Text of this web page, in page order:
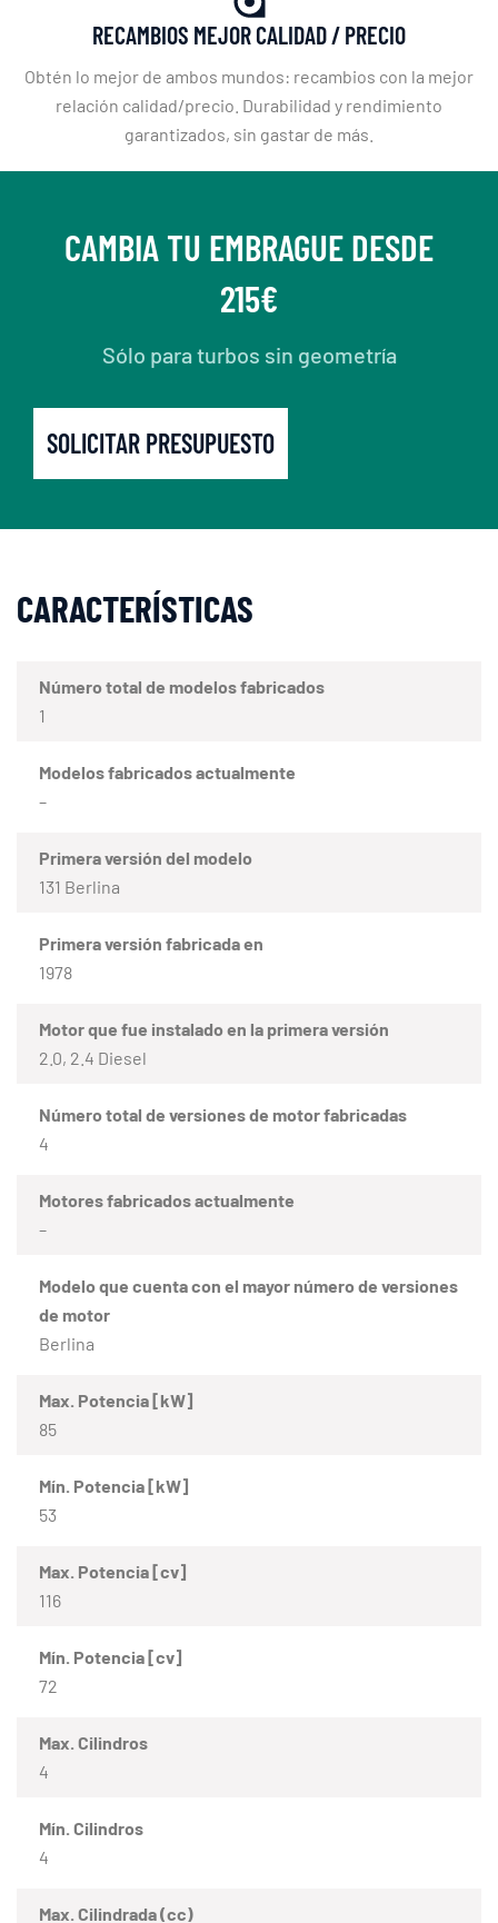
RECAMBIOS MEJOR CALIDAD / PRECIO
Obtén lo mejor de ambos mundos: recambios con la mejor
relación calidad/precio. Durabilidad y rendimiento
garantizados, sin gastar de más.
CAMBIA TU EMBRAGUE DESDE
215€
Sólo para turbos sin geometría
SOLICITAR PRESUPUESTO
CARACTERÍSTICAS
Número total de modelos fabricados
1
Modelos fabricados actualmente
–
Primera versión del modelo
131 Berlina
Primera versión fabricada en
1978
Motor que fue instalado en la primera versión
2.0, 2.4 Diesel
Número total de versiones de motor fabricadas
4
Motores fabricados actualmente
–
Modelo que cuenta con el mayor número de versiones
de motor
Berlina
Max. Potencia [kW]
85
Mín. Potencia [kW]
53
Max. Potencia [cv]
116
Mín. Potencia [cv]
72
Max. Cilindros
4
Mín. Cilindros
4
Max. Cilindrada (cc)